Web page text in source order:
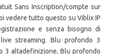
Sans Inscription/compte sur
vedere tutto questo su Viblix IP
e senza bisogno di
streaming. Blu profondo 3
3 altadefinizione, Blu profondo